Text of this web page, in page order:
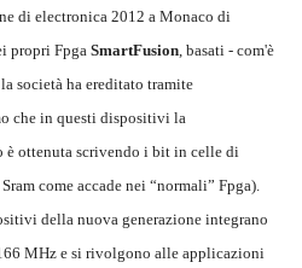
di electronica 2012 a Monaco di
propri Fpga SmartFusion, basati - com'è
società ha ereditato tramite
che in questi dispositivi la
è ottenuta scrivendo i bit in celle di
come accade nei “normali” Fpga).
della nuova generazione integrano
MHz e si rivolgono alle applicazioni